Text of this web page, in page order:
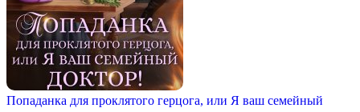
Попаданка для проклятого герцога, или Я ваш семейный